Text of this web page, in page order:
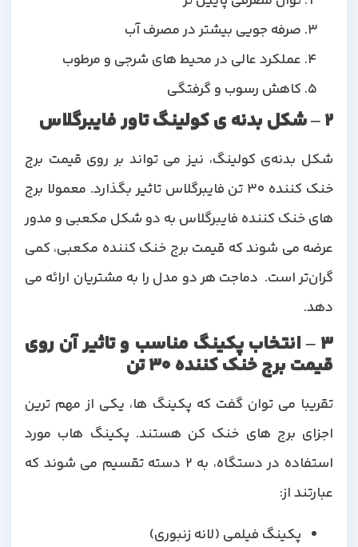
صرفه جویی بیشتر در مصرف آب
عملکرد عالی در محیط های شرجی و مرطوب
کاهش رسوب و گرفتگی
شکل بدنه‌ی کولینگ، نیز می تواند بر روی قیمت برج
خنک کننده 30 تن فایبرگلاس تاثیر بگذارد. معمولا برج
های خنک کننده فایبرگلاس به دو شکل مکعبی و مدور
عرضه می شوند که قیمت برج خنک کننده مکعبی، کمی
گران‌تر است. دماجت هر دو مدل را به مشتریان ارائه می
دهد.
3 – انتخاب پکینگ مناسب و تاثیر آن روی
قیمت برج خنک کننده 30 تن
تقریبا می توان گفت که پکینگ ها، یکی از مهم ترین
اجزای برج های خنک کن هستند. پکینگ هاب مورد
استفاده در دستگاه، به 2 دسته تقسیم می شوند که
عبارتند از:
پکینگ فیلمی (لانه زنبوری)